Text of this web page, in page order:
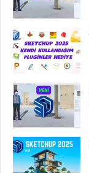
o
o
k
e
r